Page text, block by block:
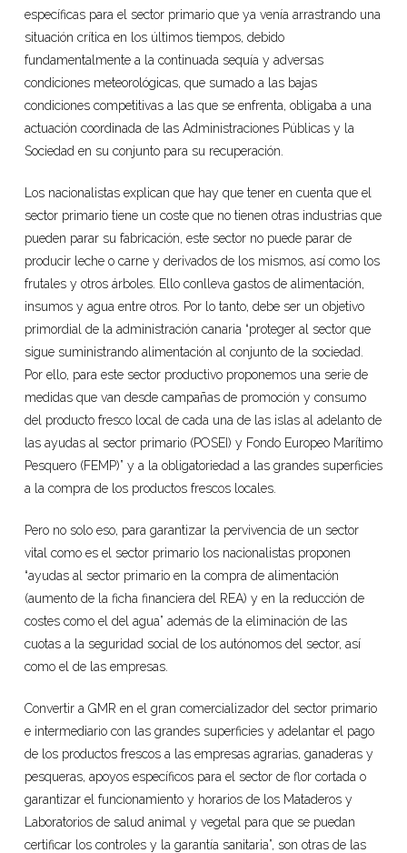
específicas para el sector primario que ya venía arrastrando una
situación crítica en los últimos tiempos, debido
fundamentalmente a la continuada sequía y adversas
condiciones meteorológicas, que sumado a las bajas
condiciones competitivas a las que se enfrenta, obligaba a una
actuación coordinada de las Administraciones Públicas y la
Sociedad en su conjunto para su recuperación.
Los nacionalistas explican que hay que tener en cuenta que el
sector primario tiene un coste que no tienen otras industrias que
pueden parar su fabricación, este sector no puede parar de
producir leche o carne y derivados de los mismos, así como los
frutales y otros árboles. Ello conlleva gastos de alimentación,
insumos y agua entre otros. Por lo tanto, debe ser un objetivo
primordial de la administración canaria “proteger al sector que
sigue suministrando alimentación al conjunto de la sociedad.
Por ello, para este sector productivo proponemos una serie de
medidas que van desde campañas de promoción y consumo
del producto fresco local de cada una de las islas al adelanto de
las ayudas al sector primario (POSEI) y Fondo Europeo Marítimo
Pesquero (FEMP)” y a la obligatoriedad a las grandes superficies
a la compra de los productos frescos locales.
Pero no solo eso, para garantizar la pervivencia de un sector
vital como es el sector primario los nacionalistas proponen
“ayudas al sector primario en la compra de alimentación
(aumento de la ficha financiera del REA) y en la reducción de
costes como el del agua” además de la eliminación de las
cuotas a la seguridad social de los autónomos del sector, así
como el de las empresas.
Convertir a GMR en el gran comercializador del sector primario
e intermediario con las grandes superficies y adelantar el pago
de los productos frescos a las empresas agrarias, ganaderas y
pesqueras, apoyos específicos para el sector de flor cortada o
garantizar el funcionamiento y horarios de los Mataderos y
Laboratorios de salud animal y vegetal para que se puedan
certificar los controles y la garantía sanitaria”, son otras de las